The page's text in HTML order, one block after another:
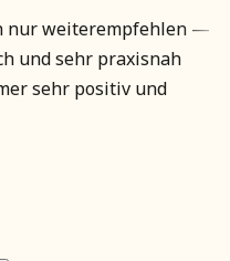
nur weiterempfehlen —
und sehr praxisnah
sehr positiv und